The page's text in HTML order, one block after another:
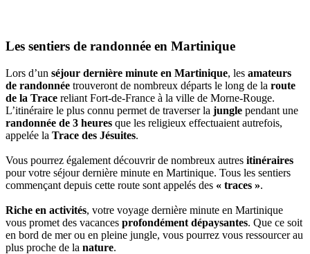
Les sentiers de randonnée en Martinique
Lors d’un séjour dernière minute en Martinique, les amateurs
de randonnée trouveront de nombreux départs le long de la route
de la Trace reliant Fort-de-France à la ville de Morne-Rouge.
L’itinéraire le plus connu permet de traverser la jungle pendant une
randonnée de 3 heures que les religieux effectuaient autrefois,
appelée la Trace des Jésuites.
Vous pourrez également découvrir de nombreux autres itinéraires
pour votre séjour dernière minute en Martinique. Tous les sentiers
commençant depuis cette route sont appelés des « traces ».
Riche en activités, votre voyage dernière minute en Martinique
vous promet des vacances profondément dépaysantes. Que ce soit
en bord de mer ou en pleine jungle, vous pourrez vous ressourcer au
plus proche de la nature.